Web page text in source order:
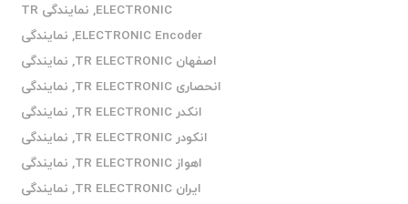
ELECTRONIC
,
نمایندگی TR
ELECTRONIC Encoder
, نمایندگی
اصفهان TR ELECTRONIC
, نمایندگی
انحصاری TR ELECTRONIC
, نمایندگی
انکدر TR ELECTRONIC
, نمایندگی
انکودر TR ELECTRONIC
, نمایندگی
اهواز TR ELECTRONIC
, نمایندگی
ایران TR ELECTRONIC
, نمایندگی